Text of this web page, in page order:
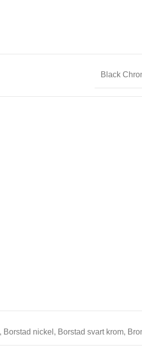
Black
, Borstad nickel , Borstad svart krom,